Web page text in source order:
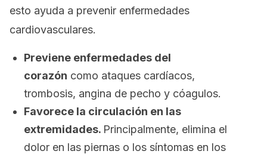
esto ayuda a prevenir enfermedades
cardiovasculares.
Previene enfermedades del
corazón como ataques cardíacos,
trombosis, angina de pecho y cóagulos.
Favorece la circulación en las
extremidades. Principalmente, elimina el
dolor en las piernas o los síntomas en los